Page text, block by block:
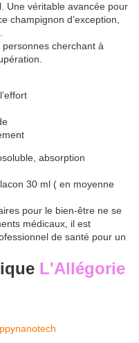
Une véritable avancée pour
champignon d’exception,
cherchant à
absorption
30 ml ( en moyenne
pour le bien-être ne se
médicaux, il est
de santé pour un
L'Allégorie